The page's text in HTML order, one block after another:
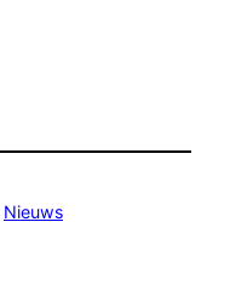
Nieuws